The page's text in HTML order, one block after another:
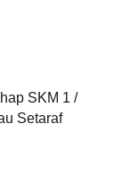
SKM 1 /
Setaraf